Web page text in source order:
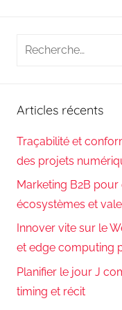
Recherche
Articles récents
Traçabilité et
des projets
Marketing B2B
écosystèmes et
Innover vite sur le
et edge computing
Planifier le jour J
timing et récit